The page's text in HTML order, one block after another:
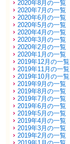
2020年8月の一覧
2020年7月の一覧
2020年6月の一覧
2020年5月の一覧
2020年4月の一覧
2020年3月の一覧
2020年2月の一覧
2020年1月の一覧
2019年12月の一覧
2019年11月の一覧
2019年10月の一覧
2019年9月の一覧
2019年8月の一覧
2019年7月の一覧
2019年6月の一覧
2019年5月の一覧
2019年4月の一覧
2019年3月の一覧
2019年2月の一覧